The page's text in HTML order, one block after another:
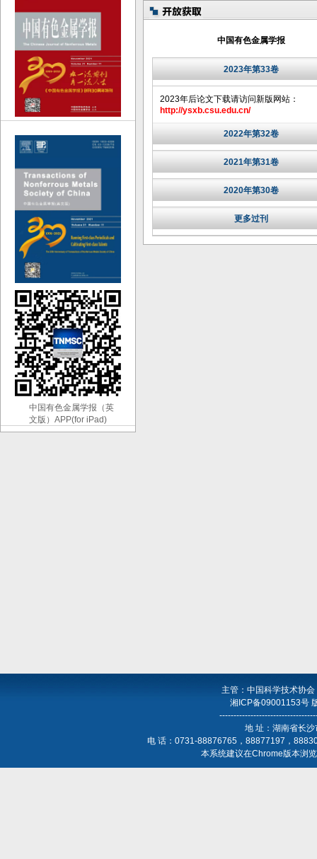
中国有色金属学报
2023年第33卷
2023年后论文下载请访问新版网站：
http://ysxb.csu.edu.cn/
2022年第32卷
2021年第31卷
2020年第30卷
更多过刊
中国有色金属学报（英
文版）APP(for iPad)
主管：中国科学技术协
湘ICP备09001153号
地 址：湖南省长
电 话：0731-88876765，88877197，
本系统建议在Chrome版本浏